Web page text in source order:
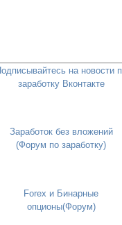
на новости
заработку Вконтакте
Заработок без вложений
(Форум по заработку)
Forex и Бинарные
опционы(Форум)